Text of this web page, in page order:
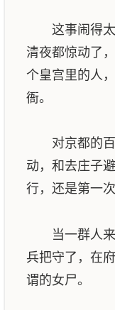
这事闹得太
清夜都惊动了
个皇宫里的人
衙。
对京都的百
动，和去庄子
行，还是第一次
当一群人来
兵把守了，在
谓的女尸。